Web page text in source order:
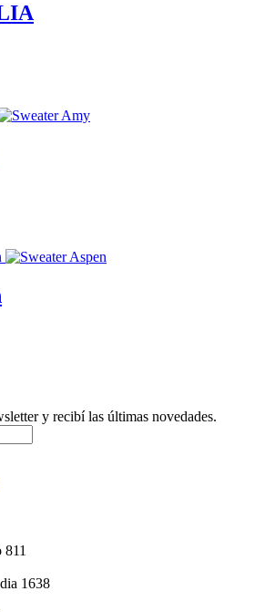
y recibí las últimas novedades.
1638